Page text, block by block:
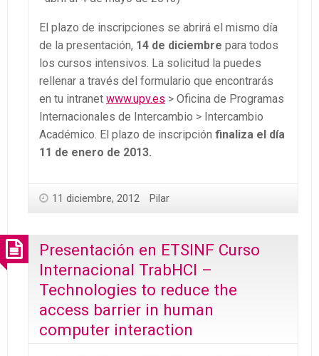
El plazo de inscripciones se abrirá el mismo día
de la presentación, 14 de diciembre para todos
los cursos intensivos. La solicitud la puedes
rellenar a través del formulario que encontrarás
en tu intranet www.upv.es > Oficina de Programas
Internacionales de Intercambio > Intercambio
Académico. El plazo de inscripción finaliza el día
11 de enero de 2013.
11 diciembre, 2012 Pilar
Presentación en ETSINF Curso
Internacional TrabHCI –
Technologies to reduce the
access barrier in human
computer interaction